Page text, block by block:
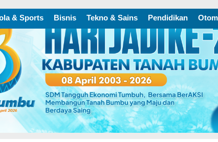
& Sports Bisnis Tekno & Sains Pendidikan